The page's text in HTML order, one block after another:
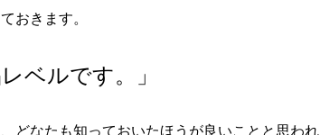
おきます。
ベルです。」
どなたも知っておいたほうが良いことと思われ